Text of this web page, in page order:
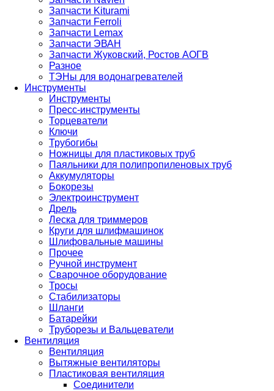
Запчасти Kiturami
Запчасти Ferroli
Запчасти Lemax
Запчасти ЭВАН
Запчасти Жуковский, Ростов АОГВ
Разное
ТЭНы для водонагревателей
Инструменты
Инструменты
Пресс-инструменты
Торцеватели
Ключи
Трубогибы
Ножницы для пластиковых труб
Паяльники для полипропиленовых труб
Аккумуляторы
Бокорезы
Электроинструмент
Дрель
Леска для триммеров
Круги для шлифмашинок
Шлифовальные машины
Прочее
Ручной инструмент
Сварочное оборудование
Тросы
Стабилизаторы
Шланги
Батарейки
Труборезы и Вальцеватели
Вентиляция
Вентиляция
Вытяжные вентиляторы
Пластиковая вентиляция
Соединители